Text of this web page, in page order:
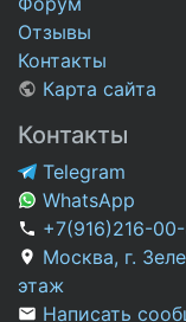
Отзывы
Контакты
Карта сайта
Контакты
Telegram
WhatsApp
+7(916)216-
Москва, г.
этаж
Написать